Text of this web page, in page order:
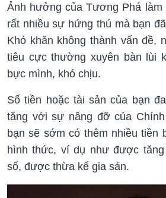
Ảnh hưởng của Tương Phá làm
rất nhiều sự hứng thú mà bạn
Khó khăn không thành vấn đề,
tiêu cực thường xuyên bàn lùi
bực mình, khó chịu.
Số tiền hoặc tài sản của bạn
tăng với sự nâng đỡ của
bạn sẽ sớm có thêm nhiều tiền
hình thức, ví dụ như được
số, được thừa kế gia sản.